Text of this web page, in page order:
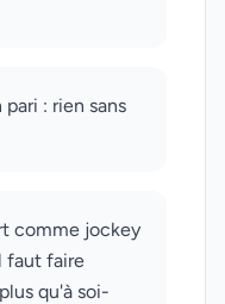
: rien sans
comme jockey
faut faire
qu'à soi-